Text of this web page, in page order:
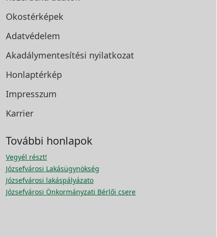
Okostérképek
Adatvédelem
Akadálymentesítési nyilatkozat
Honlaptérkép
Impresszum
Karrier
További honlapok
Vegyél részt!
Józsefvárosi Lakásügynökség
Józsefvárosi lakáspályázato
Józsefvárosi Önkormányzati Bérlői csere